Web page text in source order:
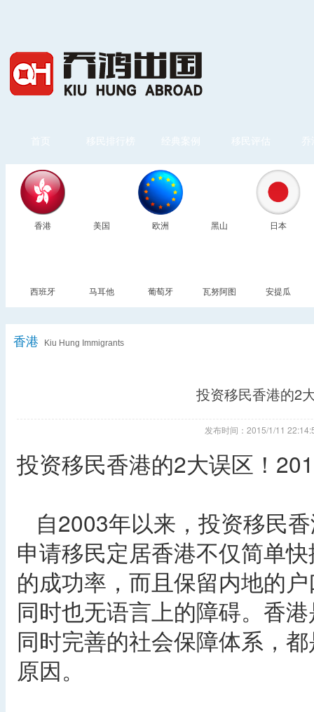
首页 移民排行榜 经典案例 移民评估
香港 美国 欧洲 黑山 日本
西班牙 马耳他 葡萄牙 瓦努阿图 安提瓜
香港 Kiu Hung Immigrants
投资移民香港的2
发布时间：2015/1/11
投资移民香港的2大误区！
自2003年以来，投资移民
申请移民定居香港不仅简单
的成功率，而且保留内地的
同时也无语言上的障碍。香
同时完善的社会保障体系，
原因。